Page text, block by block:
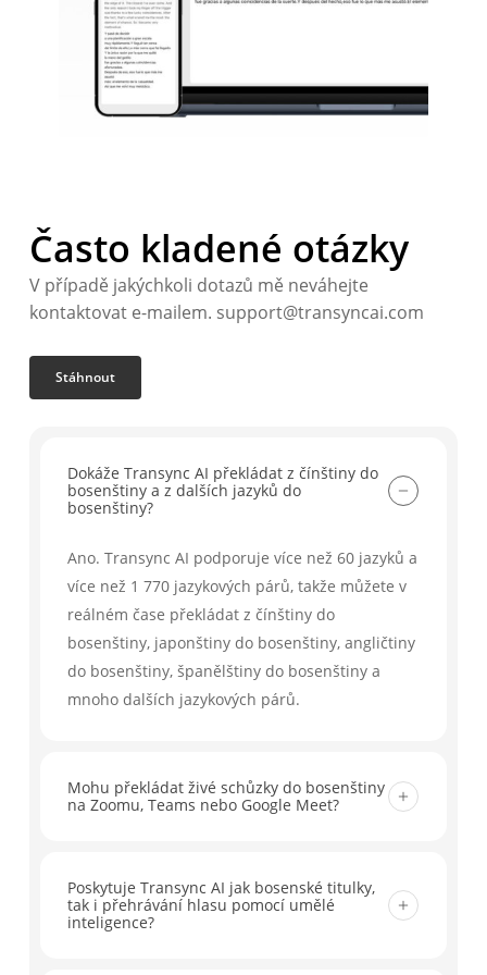
Často kladené otázky
V případě jakýchkoli dotazů mě neváhejte
kontaktovat e-mailem. support@transyncai.com
Stáhnout
Dokáže Transync AI překládat z čínštiny do
bosenštiny a z dalších jazyků do
bosenštiny?
Ano. Transync AI podporuje více než 60 jazyků a
více než 1 770 jazykových párů, takže můžete v
reálném čase překládat z čínštiny do
bosenštiny, japonštiny do bosenštiny, angličtiny
do bosenštiny, španělštiny do bosenštiny a
mnoho dalších jazykových párů.
Mohu překládat živé schůzky do bosenštiny
na Zoomu, Teams nebo Google Meet?
Teams, Google Meet a dalšími hlavními nástroji
pro schůzky a pomáhá vám překládat živé
Poskytuje Transync AI jak bosenské titulky,
tak i přehrávání hlasu pomocí umělé
inteligence?